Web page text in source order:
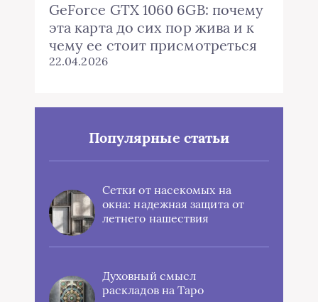
GeForce GTX 1060 6GB: почему
эта карта до сих пор жива и к
чему ее стоит присмотреться
22.04.2026
Популярные статьи
Сетки от насекомых на
окна: надежная защита от
летнего нашествия
Духовный смысл
раскладов на Таро